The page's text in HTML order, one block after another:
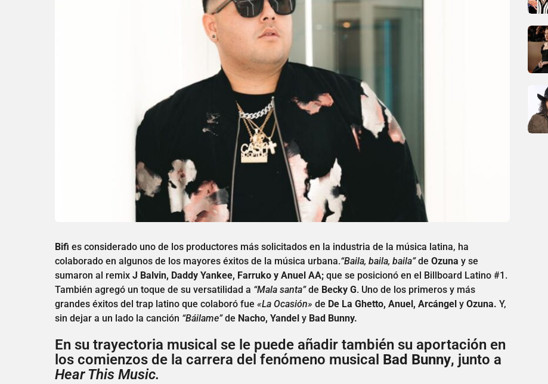
Bifi es considerado uno de los productores más solicitados en la industria de la música latina, ha
colaborado en algunos de los mayores éxitos de la música urbana.“Baila, baila, baila”de Ozuna y se
sumaron al remix J Balvin, Daddy Yankee, Farruko y Anuel AA; que se posicionó en el Billboard Latino #1.
También agregó un toque de su versatilidad a “Mala santa”de Becky G. Uno de los primeros y más
grandes éxitos del trap latino que colaboró fue «La Ocasión» de De La Ghetto, Anuel, Arcángel y Ozuna. Y,
sin dejar a un lado la canción “Báilame”de Nacho, Yandel y Bad Bunny.
En su trayectoria musical se le puede añadir también su aportación en
los comienzos de la carrera del fenómeno musical Bad Bunny, junto a
Hear This Music.